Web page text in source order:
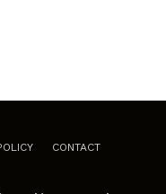
CONTACT